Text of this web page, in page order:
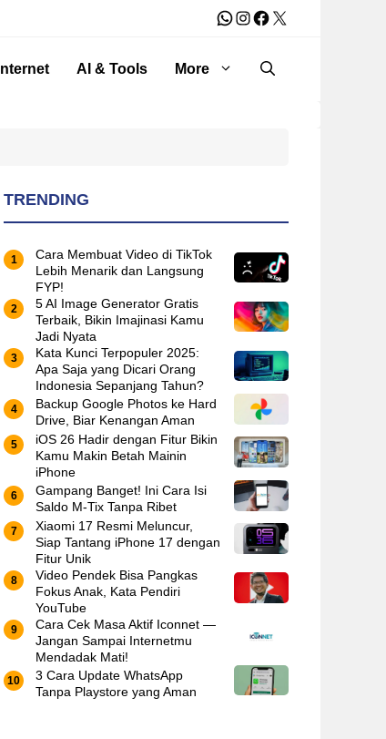
WhatsApp
Instagram
Facebook
X
Internet AI & Tools More
TRENDING
Cara Membuat Video di TikTok
Lebih Menarik dan Langsung
FYP!
5 AI Image Generator Gratis
Terbaik, Bikin Imajinasi Kamu
Jadi Nyata
Kata Kunci Terpopuler 2025:
Apa Saja yang Dicari Orang
Indonesia Sepanjang Tahun?
Backup Google Photos ke Hard
Drive, Biar Kenangan Aman
iOS 26 Hadir dengan Fitur Bikin
Kamu Makin Betah Mainin
iPhone
Gampang Banget! Ini Cara Isi
Saldo M-Tix Tanpa Ribet
Xiaomi 17 Resmi Meluncur,
Siap Tantang iPhone 17 dengan
Fitur Unik
Video Pendek Bisa Pangkas
Fokus Anak, Kata Pendiri
YouTube
Cara Cek Masa Aktif Iconnet —
Jangan Sampai Internetmu
Mendadak Mati!
3 Cara Update WhatsApp
Tanpa Playstore yang Aman